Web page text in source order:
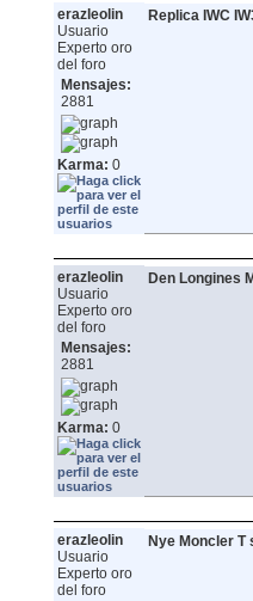
erazleolin
Usuario
Experto oro
del foro
Mensajes:
2881
Karma: 0
Replica IWC
erazleolin
Usuario
Experto oro
del foro
Mensajes:
2881
Karma: 0
Den Longines
erazleolin
Usuario
Experto oro
del foro
Nye Moncler T